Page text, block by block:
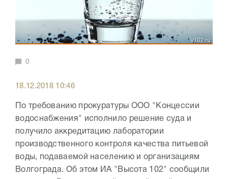
0
18.12.2018 10:46
По требованию прокуратуры ООО "Концессии
водоснабжения" исполнило решение суда и
получило аккредитацию лаборатории
производственного контроля качества питьевой
воды, подаваемой населению и организациям
Волгограда. Об этом ИА "Высота 102" сообщили